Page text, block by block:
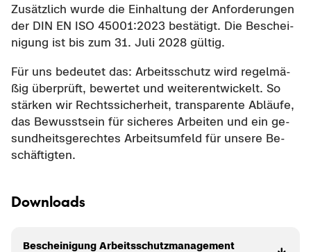
Zu­sätz­lich wurde die Ein­hal­tung der An­for­de­run­gen
der DIN EN ISO 45001:2023 be­stä­tigt. Die Be­schei­
ni­gung ist bis zum 31. Juli 2028 gül­tig.
Für uns be­deu­tet das: Ar­beits­schutz wird re­gel­mä­
ßig über­prüft, be­wer­tet und wei­ter­ent­wi­ckelt. So
stär­ken wir Rechts­si­cher­heit, trans­pa­ren­te Ab­läu­fe,
das Be­wusst­sein für si­che­res Ar­bei­ten und ein ge­
sund­heits­ge­rech­tes Ar­beits­um­feld für un­se­re Be­
schäf­tig­ten.
Down­loads
Be­schei­ni­gung Ar­beits­schutz­ma­nage­ment